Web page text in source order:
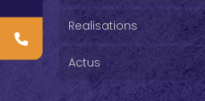
Realisations
Actus